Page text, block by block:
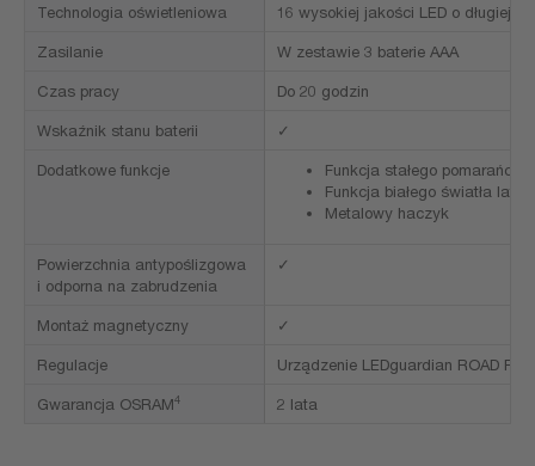
Technologia oświetleniowa 16 wysokiej jakości LED o długiej
Zasilanie W zestawie 3 baterie AAA
Czas pracy Do 20 godzin
Wskaźnik stanu baterii ✓
Dodatkowe funkcje
Funkcja stałego
Funkcja białego światła
Metalowy haczyk
Powierzchnia antypoślizgowa
i odporna na zabrudzenia
✓
Montaż magnetyczny ✓
Regulacje Urządzenie LEDguardian ROAD
Gwarancja OSRAM4 2 lata